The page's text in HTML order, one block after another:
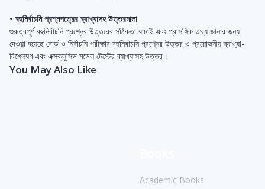
• বহুনির্বাচনি প্রশ্নপত্রের ব্যাখ্যাসহ উত্তরমালা
গুরুত্বপূর্ণ বহুনির্বাচনি প্রশ্নের উত্তরের সঠিকতা যাচাই এবং প্রাসঙ্গিক তথ্য জানার জন্য
দেওয়া হয়েছে বোর্ড ও নির্বাচনি পরীক্ষার বহুনির্বাচনি প্রশ্নের উত্তর ও প্রয়োজনীয় ব্যাখ্যা-
বিশ্লেষণ এবং এক্সক্লুসিভ মডেল টেস্টের ব্যাখ্যাসহ উত্তর।
You May Also Like
Academic Books